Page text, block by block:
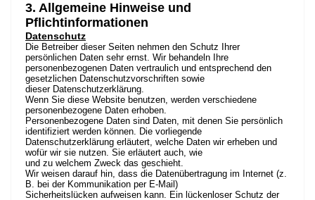
3. Allgemeine Hinweise und
Pflichtinformationen
Datenschutz
Die Betreiber dieser Seiten nehmen den Schutz Ihrer
persönlichen Daten sehr ernst. Wir behandeln Ihre
personenbezogenen Daten vertraulich und entsprechend den
gesetzlichen Datenschutzvorschriften sowie
dieser Datenschutzerklärung.
Wenn Sie diese Website benutzen, werden verschiedene
personenbezogene Daten erhoben.
Personenbezogene Daten sind Daten, mit denen Sie persönlich
identifiziert werden können. Die vorliegende
Datenschutzerklärung erläutert, welche Daten wir erheben und
wofür wir sie nutzen. Sie erläutert auch, wie
und zu welchem Zweck das geschieht.
Wir weisen darauf hin, dass die Datenübertragung im Internet (z.
B. bei der Kommunikation per E-Mail)
Sicherheitslücken aufweisen kann. Ein lückenloser Schutz der